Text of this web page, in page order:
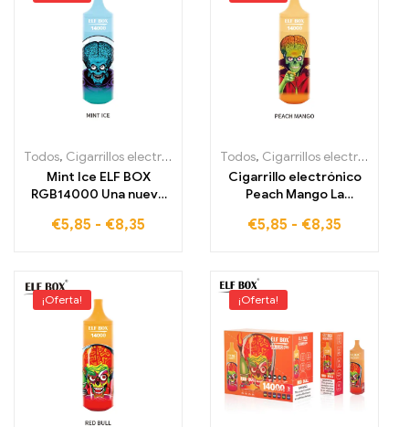
Todos, Cigarrillos electrónicos desechables ,Cigarrillos
Mint Ice ELF BOX
RGB14000 Una nueva
con destacados RGB
€5,85 - €8,35
Todos, Cigarrillos electrónicos desechables
Cigarrillo electrónico
Peach Mango La
del verano de durazno y
€5,85 - €8,35
¡Oferta! ¡Oferta!